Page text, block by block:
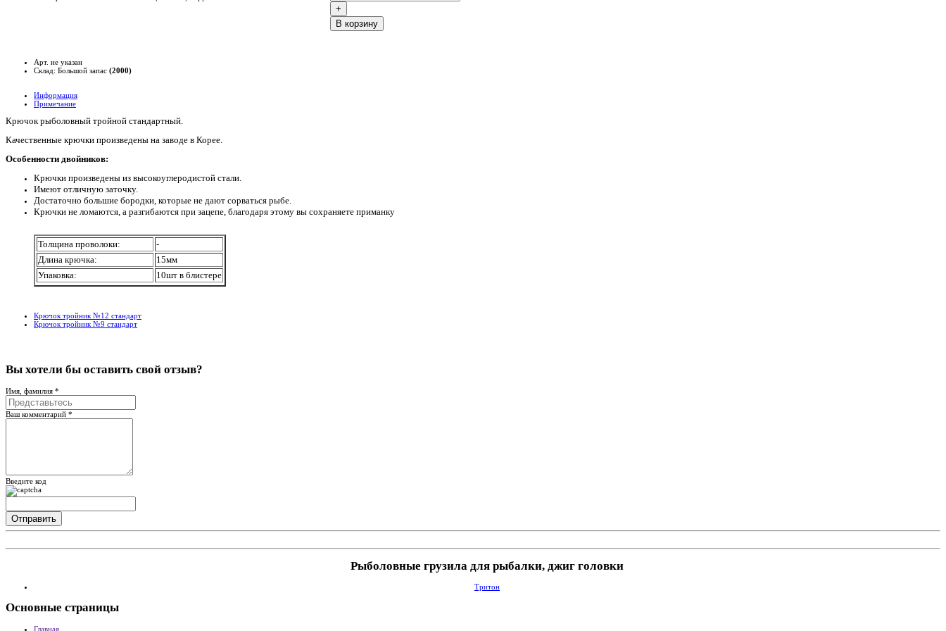
B корзину
Арт. не указан
Склад: Большой запас (2000)
Информация
Примечание
Крючок рыболовный тройной стандартный.
Качественные крючки произведены на заводе в Корее.
Особенности двойников:
Крючки произведены из высокоуглеродистой стали.
Имеют отличную заточку.
Достаточно большие бородки, которые не дают сорваться рыбе.
Крючки не ломаются, а разгибаются при зацепе, благодаря этому вы сохраняете приманку
Толщина проволоки:
-
Длина крючка:
15мм
Упаковка:
10шт в блистере
Крючок тройник №12 стандарт
Крючок тройник №9 стандарт
Вы хотели бы оставить свой отзыв?
Имя, фамилия *
Ваш комментарий *
Введите код
Рыболовные грузила для рыбалки, джиг головки
Тритон
Основные страницы
Главная